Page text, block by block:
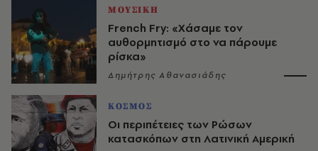
ΜΟΥΣΙΚΗ
French Fry: «Χάσαμε τον
αυθορμητισμό στο να πάρουμε
ρίσκα»
Δημήτρης Αθανασιάδης
ΚΟΣΜΟΣ
Οι περιπέτειες των Ρώσων
κατασκόπων στη Λατινική Αμερική